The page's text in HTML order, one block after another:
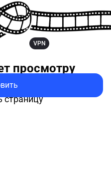
VPN
просмотру
VPN
страницу